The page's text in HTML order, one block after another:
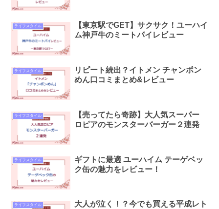
ライフスタイル
【東京駅でGET】サクサク！ユーハイ
ム神戸牛のミートパイレビュー
ライフスタイル
リピート続出？イトメン チャンポン
めん口コミまとめ&レビュー
ライフスタイル
【売ってたら奇跡】大人気スーパー
ロピアのモンスターバーガー２連発
ライフスタイル
ギフトに最適 ユーハイム テーゲベッ
ク缶の魅力をレビュー！
ライフスタイル
大人が泣く！？今でも買える平成レト